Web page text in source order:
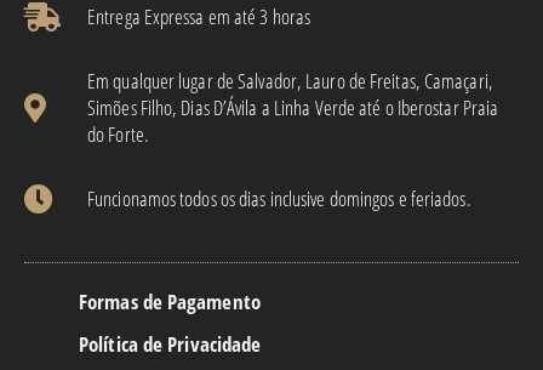
Entrega Expressa em até 3 horas​
Em qualquer lugar de Salvador, Lauro de Freitas, Camaçari,
Simões Filho, Dias D’Ávila a Linha Verde até o Iberostar Praia
do Forte.
Funcionamos todos os dias inclusive domingos e feriados.
Formas de Pagamento
Política de Privacidade